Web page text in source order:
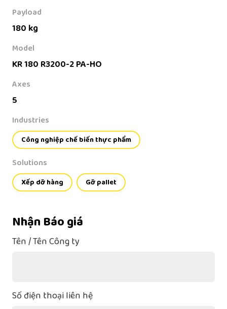
Payload
180 kg
Model
KR 180 R3200-2 PA-HO
Axes
5
Industries
Công nghiệp chế biến thực phẩm
Solutions
Xếp dỡ hàng Gỡ pallet
Nhận Báo giá
Tên / Tên Công ty
Số điện thoại liên hệ